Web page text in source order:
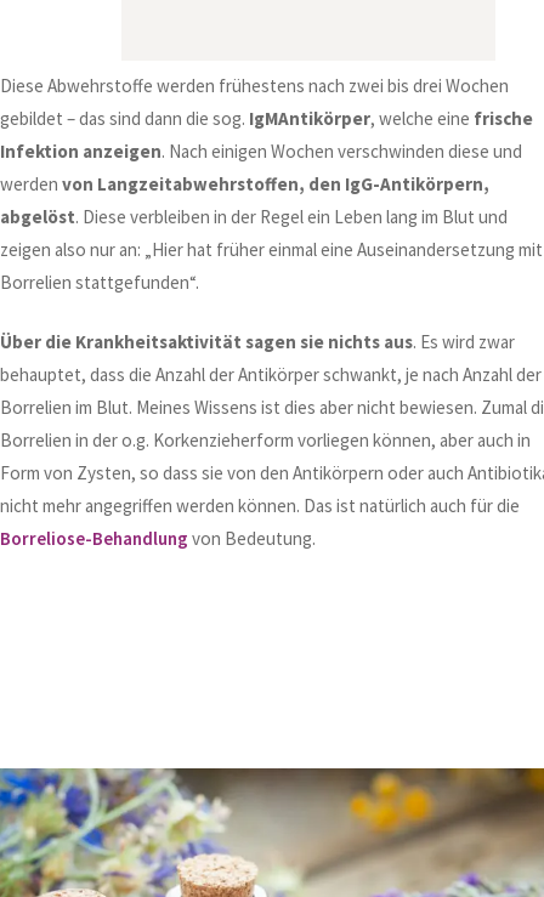
Diese Abwehrstoffe werden frühestens nach zwei bis drei Wochen
gebildet – das sind dann die sog. IgMAntikörper, welche eine frische
Infektion anzeigen. Nach einigen Wochen verschwinden diese und
werden von Langzeitabwehrstoffen, den IgG-Antikörpern,
abgelöst. Diese verbleiben in der Regel ein Leben lang im Blut und
zeigen also nur an: „Hier hat früher einmal eine Auseinandersetzung mit
Borrelien stattgefunden“.
Über die Krankheitsaktivität sagen sie nichts aus. Es wird zwar
behauptet, dass die Anzahl der Antikörper schwankt, je nach Anzahl der
Borrelien im Blut. Meines Wissens ist dies aber nicht bewiesen. Zumal
Borrelien in der o.g. Korkenzieherform vorliegen können, aber auch in
Form von Zysten, so dass sie von den Antikörpern oder auch
nicht mehr angegriffen werden können. Das ist natürlich auch für die
Borreliose-Behandlung von Bedeutung.